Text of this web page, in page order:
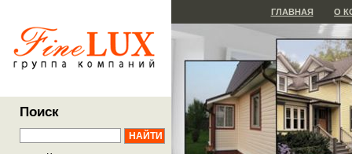
Поиск
ГЛАВНАЯ О